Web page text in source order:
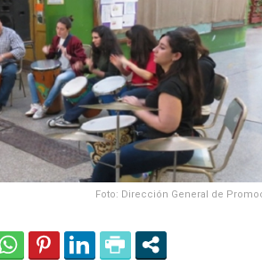
Foto: Dirección General de